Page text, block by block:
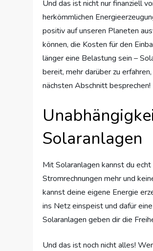
Und das ist nicht nur finanziell
herkömmlichen
positiv auf unseren Planeten
können, die Kosten für den
länger eine Belastung sein –
bereit, mehr darüber zu
nächsten Abschnitt besprechen!
Solaranlagen
Mit Solaranlagen kannst du
Stromrechnungen mehr und
kannst deine eigene Energie
ins Netz einspeist und dafür
Solaranlagen geben dir die
Und das ist noch nicht alles!